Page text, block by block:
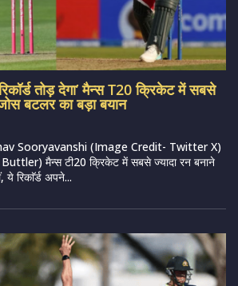
तोड़ देगा’ मैन्स T20 क्रिकेट में सबसे
बटलर का बड़ा बयान
Sooryavanshi (Image Credit- Twitter X)
मैन्स टी20 क्रिकेट में सबसे ज्यादा रन बनाने
ये रिकाॅर्ड अपने...